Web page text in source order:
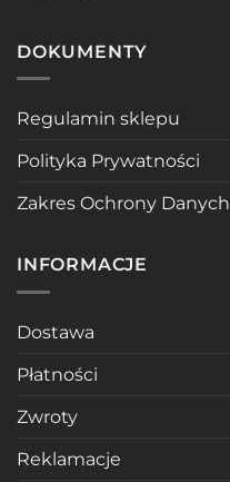
DOKUMENTY
Regulamin sklepu
Polityka Prywatności
Zakres Ochrony Danych
INFORMACJE
Dostawa
Płatności
Zwroty
Reklamacje